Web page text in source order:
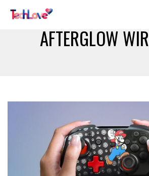
AFTERGLOW